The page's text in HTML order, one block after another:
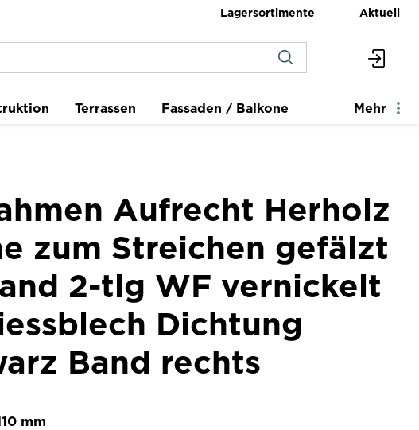
Lagersortimente Aktuell
Terrassen Fassaden / Balkone Mehr
Aufrecht Herholz
zum Streichen gefälzt
2-tlg WF vernickelt
Dichtung
Band rechts
mm